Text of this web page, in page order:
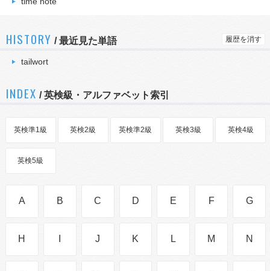
HISTORY /最近見た単語 履歴を消す
tailwort
INDEX / 英検級・アルファベット索引
英検準1級 英検2級 英検準2級 英検3級 英検4級
英検5級
A B C D E F G
H J K L M N